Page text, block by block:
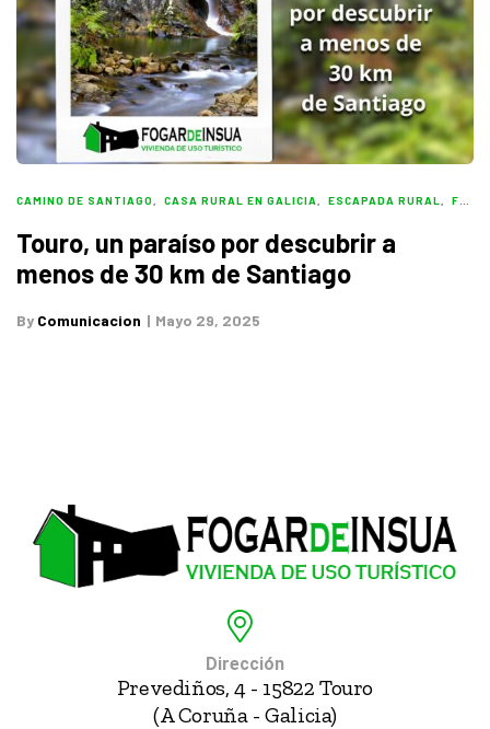
CAMINO DE SANTIAGO CASA RURAL EN GALICIA ESCAPADA RURAL FOGAR DE INSUA
Touro, un paraíso por descubrir a
menos de 30 km de Santiago
By Comunicacion Mayo 29, 2025
Dirección
Prevediños, 4 - 15822 Touro
(A Coruña - Galicia)